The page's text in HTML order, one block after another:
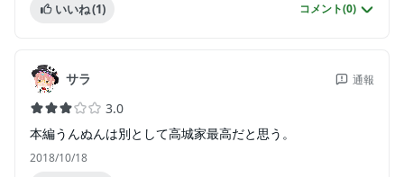
いいね(1) コメント(0)
サラ 通報
3.0
本編うんぬんは別として高城家最高だと思う。
2018/10/18